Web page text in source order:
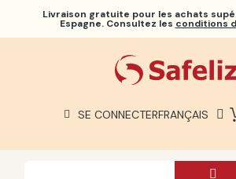
Livraison gratuite pour les achats
Espagne. Consultez les conditions
SE CONNECTERFRANÇAIS